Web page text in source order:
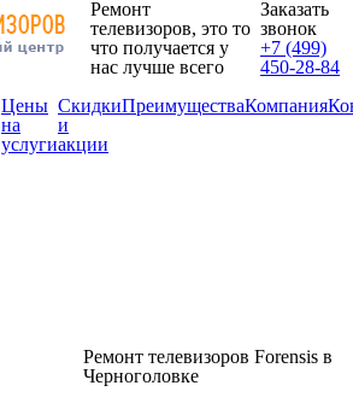
Ремонт
телевизоров, это то
что получается у
нас лучше всего
Заказать
звонок
+7 (499)
450-28-84
Цены
на
услуги
Скидки
и
акции
ПреимуществаКомпания
Ремонт телевизоров Forensis в
Черноголовке